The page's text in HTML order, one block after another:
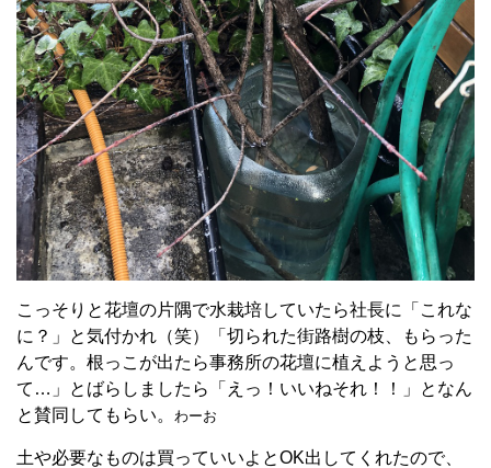
こっそりと花壇の片隅で水栽培していたら社長に「これな
に？」と気付かれ（笑）
「切られた街路樹の枝、もらった
んです。根っこが出たら事務所の花壇に植えようと思っ
て…」とばらしましたら「えっ！いいねそれ！！」となん
と賛同してもらい。
わーお
土や必要なものは買っていいよとOK出してくれたので、